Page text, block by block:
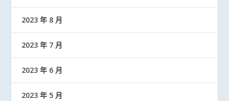
2023 年 8 月
2023 年 7 月
2023 年 6 月
2023 年 5 月